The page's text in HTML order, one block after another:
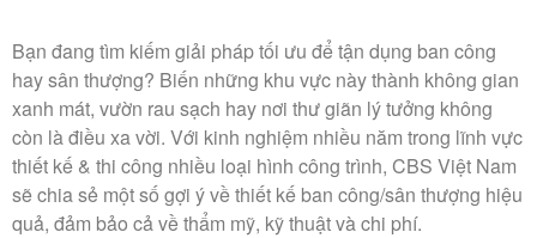
Bạn đang tìm kiếm giải pháp tối ưu để tận dụng ban công
hay sân thượng? Biến những khu vực này thành không gian
xanh mát, vườn rau sạch hay nơi thư giãn lý tưởng không
còn là điều xa vời. Với kinh nghiệm nhiều năm trong lĩnh vực
thiết kế & thi công nhiều loại hình công trình, CBS Việt Nam
sẽ chia sẻ một số gợi ý về thiết kế ban công/sân thượng hiệu
quả, đảm bảo cả về thẩm mỹ, kỹ thuật và chi phí.